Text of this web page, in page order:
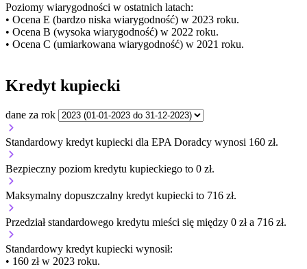
Poziomy wiarygodności w ostatnich latach:
• Ocena E (bardzo niska wiarygodność) w 2023 roku.
• Ocena B (wysoka wiarygodność) w 2022 roku.
• Ocena C (umiarkowana wiarygodność) w 2021 roku.
Kredyt kupiecki
dane za rok
Standardowy kredyt kupiecki dla EPA Doradcy wynosi 160 zł.
Bezpieczny poziom kredytu kupieckiego to 0 zł.
Maksymalny dopuszczalny kredyt kupiecki to 716 zł.
Przedział standardowego kredytu mieści się między 0 zł a 716 zł.
Standardowy kredyt kupiecki wynosił:
• 160 zł w 2023 roku.